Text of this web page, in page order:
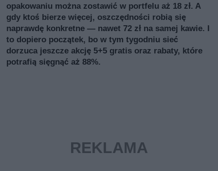
opakowaniu można zostawić w portfelu aż 18 zł. A
gdy ktoś bierze więcej, oszczędności robią się
naprawdę konkretne — nawet 72 zł na samej kawie. I
to dopiero początek, bo w tym tygodniu sieć
dorzuca jeszcze akcję 5+5 gratis oraz rabaty, które
potrafią sięgnąć aż 88%.